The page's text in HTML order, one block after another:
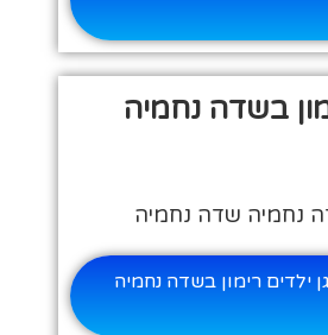
בשדה נחמיה
נחמיה שדה נחמיה
רימון בשדה נחמיה